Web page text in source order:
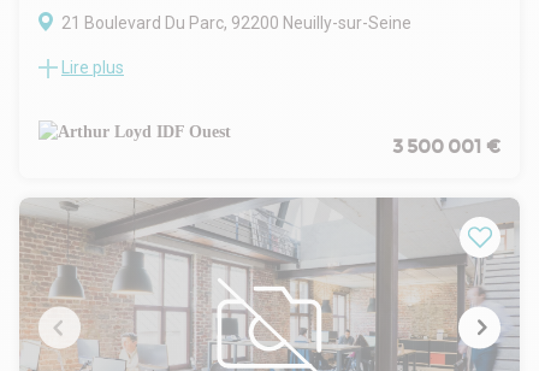
21 Boulevard Du Parc, 92200 Neuilly-sur-Seine
Situé au cœur de l'Île de la Jatte à Neuilly-sur-Seine, ce
sa surface carrez de 305 m². Il comprend un patio terrasse
de 19 m² ainsi qu'un jardin privatif de 48 m² à aménager,
ou mixte, avec possibilité de transformation partielle en
habitation sous réserve d'autorisations administratives. Un
plateau principal en rez-de-chaussée, une cave de 45 m² en
sous-sol et un appentis de 2,20 m² complètent l'ensemble.
La vue dégagée sur la Seine constitue un véritable atout, tout
comme le cadre calme et verdoyant, proche des
commerces. Il est également possible d'acquérir des
Lire plus
3 500 001 €